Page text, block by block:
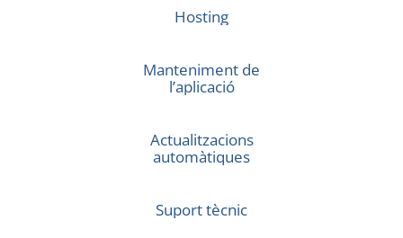
Hosting
Manteniment de
l’aplicació
Actualitzacions
automàtiques
Suport tècnic